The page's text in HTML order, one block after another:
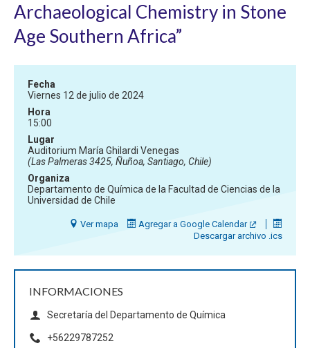
ADMISIÓN
FUNCIONARIOS
Archaeological Chemistry in Stone
Age Southern Africa”
INFORMACIONES
Secretaría del Departamento de Química
+56229787252
Fecha
Viernes 12 de julio de 2024
Hora
15:00
Lugar
Auditorium María Ghilardi Venegas
(Las Palmeras 3425, Ñuñoa, Santiago, Chile)
Organiza
Departamento de Química de la Facultad de Ciencias de la
Universidad de Chile
Ver mapa
Agregar a Google Calendar
Descargar archivo .ics